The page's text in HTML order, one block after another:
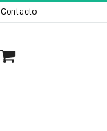
Contacto ×